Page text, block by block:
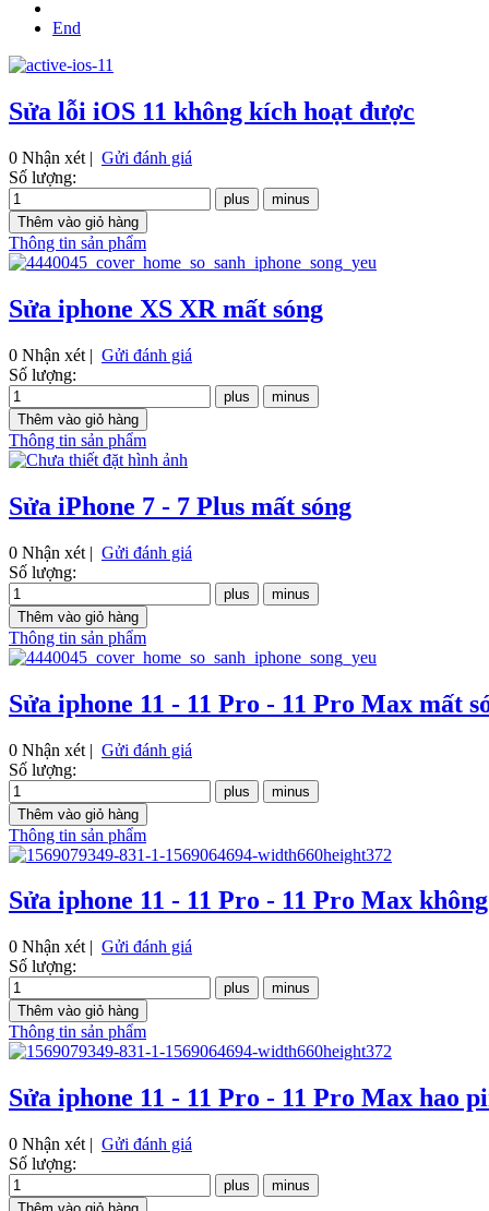
End
Sửa lỗi iOS 11 không kích hoạt được
0 Nhận xét | Gửi đánh giá
Số lượng:
Thông tin sản phẩm
Sửa iphone XS XR mất sóng
0 Nhận xét | Gửi đánh giá
Số lượng:
Thông tin sản phẩm
Sửa iPhone 7 - 7 Plus mất sóng
0 Nhận xét | Gửi đánh giá
Số lượng:
Thông tin sản phẩm
Sửa iphone 11 - 11 Pro - 11 Pro Max mất
0 Nhận xét | Gửi đánh giá
Số lượng:
Thông tin sản phẩm
Sửa iphone 11 - 11 Pro - 11 Pro Max
0 Nhận xét | Gửi đánh giá
Số lượng:
Thông tin sản phẩm
Sửa iphone 11 - 11 Pro - 11 Pro Max hao
0 Nhận xét | Gửi đánh giá
Số lượng: